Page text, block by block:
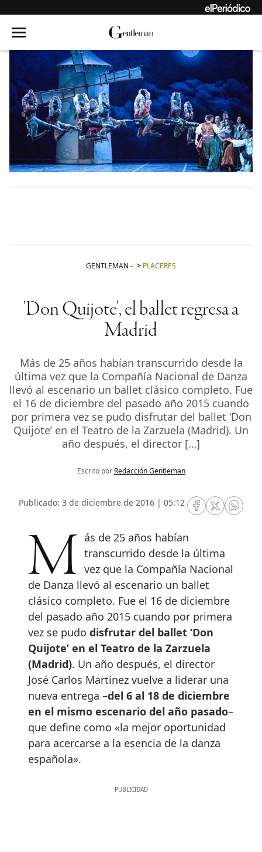
GENTLEMAN - PLACERES
'Don Quijote', el ballet regresa a
Madrid
Más de 25 años habían transcurrido desde la
última vez que la Compañía Nacional de Danza
llevó al escenario un ballet clásico completo. Fue
el 16 de diciembre del pasado año 2015 cuando
por primera vez se pudo disfrutar del ballet ‘Don
Quijote’ en el Teatro de la Zarzuela (Madrid). Un
año después, el director […]
Escrito por Redacción Gentleman
Publicado: 3 de diciembre de 2016 | 05:12
RRSS Facebook
RRSSRRSS
Más de 25 años habían
transcurrido desde la última
vez que la Compañía Nacional
de Danza llevó al escenario un ballet
clásico completo. Fue el 16 de diciembre
del pasado año 2015 cuando por primera
vez se pudo disfrutar del ballet ‘Don
Quijote’ en el Teatro de la Zarzuela
(Madrid). Un año después, el director
José Carlos Martínez vuelve a liderar una
nueva entrega –del 6 al 18 de diciembre
en el mismo escenario del año pasado–
que define como «la mejor oportunidad
para acercarse a la esencia de la danza
española».